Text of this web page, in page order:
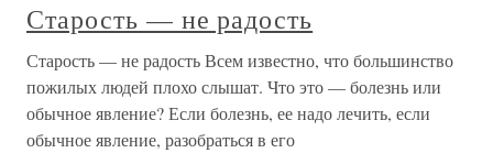
Старость — не радость
Старость — не радость Всем известно, что большинство
пожилых людей плохо слышат. Что это — болезнь или
обычное явление? Если болезнь, ее надо лечить, если
обычное явление, разобраться в его